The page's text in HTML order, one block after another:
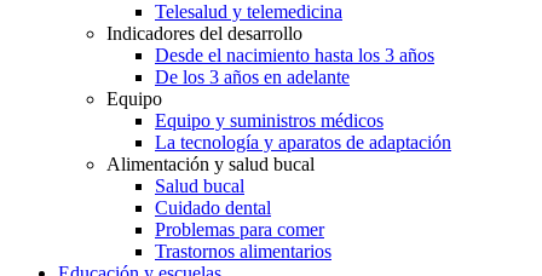
Telesalud y telemedicina
Indicadores del desarrollo
Desde el nacimiento hasta los 3 años
De los 3 años en adelante
Equipo
Equipo y suministros médicos
La tecnología y aparatos de adaptación
Alimentación y salud bucal
Salud bucal
Cuidado dental
Problemas para comer
Trastornos alimentarios